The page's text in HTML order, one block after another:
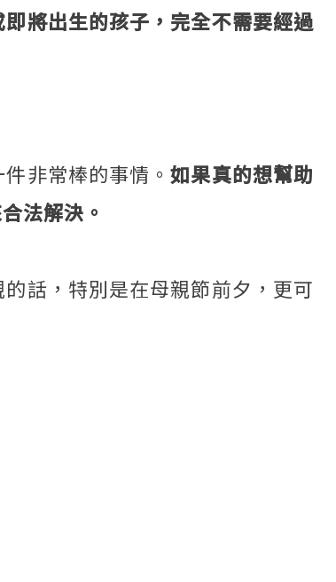
將出生的孩子，完全不需要經過
非常棒的事情。如果真的想幫助
法解決。
話，特別是在母親節前夕，更可